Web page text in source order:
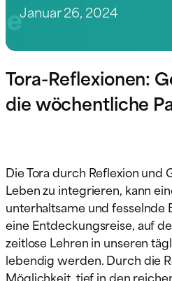
Januar 26, 2024
Tora-Reflexionen:
die wöchentliche
Die Tora durch Reflexion und
Leben zu integrieren, kann
unterhaltsame und fesselnde
eine Entdeckungsreise, auf
zeitlose Lehren in unseren
lebendig werden. Durch die
Möglichkeit, tief in den